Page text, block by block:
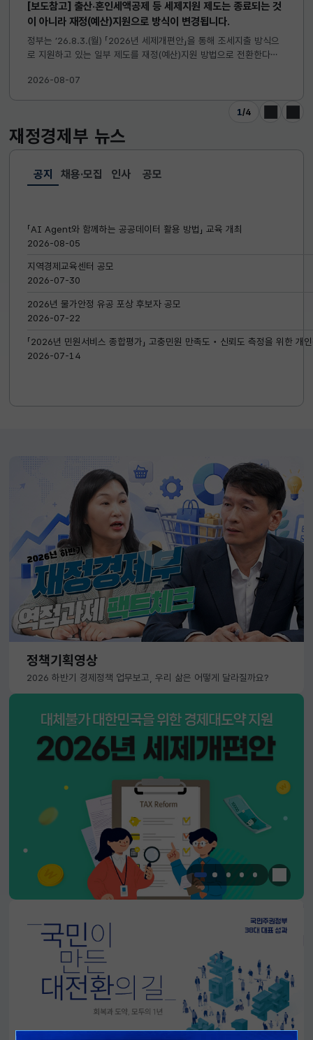
달러-원 1410.6000
[보도참고] 출산·혼인세액공제 등 세제지원 제도는 종료되는 것
이 아니라 재정(예산)지원으로 방식이 변경됩니다.
정부는 ’26.8.3.(월) 「2026년 세제개편안」을 통해 조세지출 방식으
로 지원하고 있는 일부 제도를 재정(예산)지원 방법으로 전환한다고
2026-08-07
1/4
이전 다음
재정경제부 뉴스
공지
선택됨
공지
「AI Agent와 함께하는 공공데이터 활용 방법」 교육 개최
2026-08-05
지역경제교육센터 공모
2026-07-30
2026년 물가안정 유공 포상 후보자 공모
2026-07-22
「2026년 민원서비스 종합평가」 고충민원 만족도‧신뢰도 측정을 위한 개
2026-07-14
채용·모집 인사 공모
정책기획영상
2026 하반기 경제정책 업무보고, 우리 삶은 어떻게 달라질까요?
한눈에